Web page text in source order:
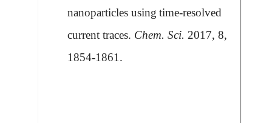
nanoparticles using time-resolved
current traces. Chem. Sci.2017, 8,
1854-1861.